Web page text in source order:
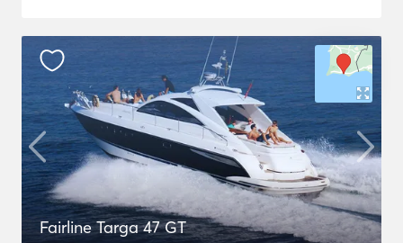
Fairline Targa 47 GT